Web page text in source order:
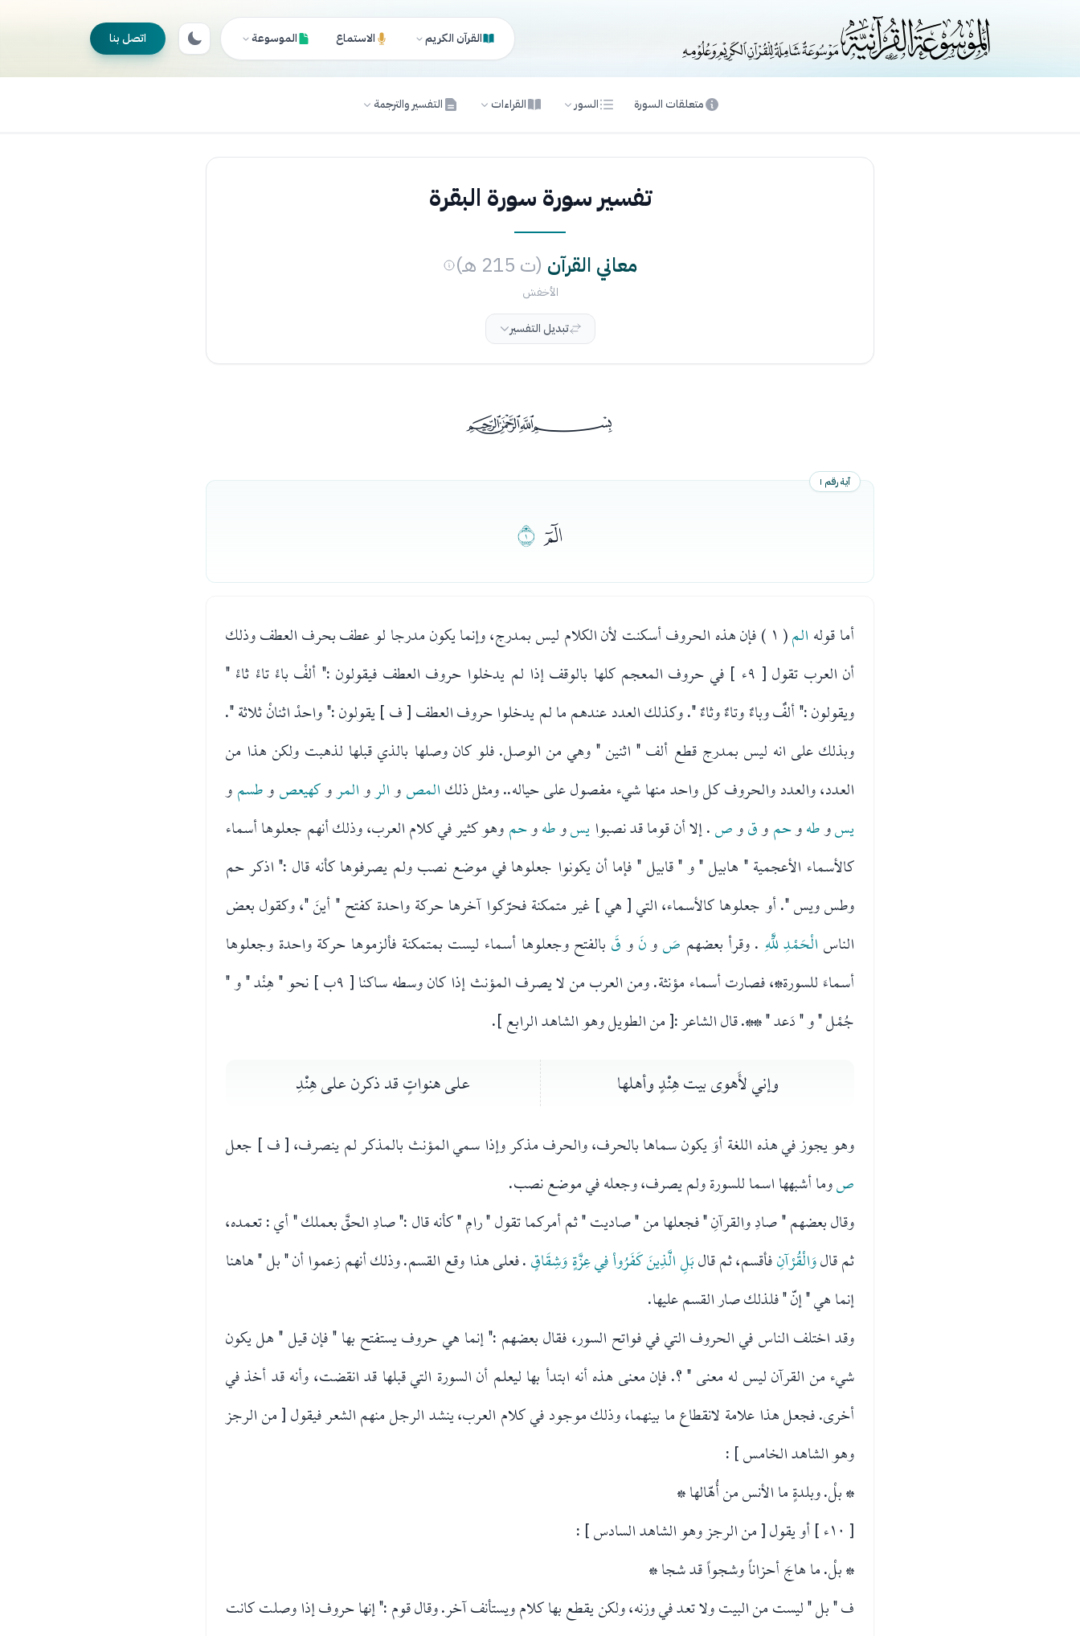
القرآن الكريم الاستماع الموسوعة اتصل بنا
متعلقات السورة السور القراءات التفسير والترجمة
تفسير سورة سورة البقرة
معاني القرآن (ت 215 هـ)
الأخفش
تبديل التفسير
ﰡ
آية رقم ١
ﭑ ﭒ
أما قوله الم
( ١ ) فإن هذه الحروف أسكنت لأن الكلام ليس بمدرج، وإنما يكون مدرجا لو عطف بحرف العطف وذلك
أن العرب تقول [ ٩ء ] في حروف المعجم كلها بالوقف إذا لم يدخلوا حروف العطف فيقولون :" ألفْ باءْ تاءْ ثاءْ "
ويقولون :" ألفٌ وباءٌ وتاءٌ وثاءٌ ". وكذلك العدد عندهم ما لم يدخلوا حروف العطف [ ف ] يقولون :" واحدْ اثنانْ ثلاثة ".
وبذلك على انه ليس بمدرج قطع ألف " اثنين " وهي من الوصل. فلو كان وصلها بالذي قبلها لذهبت ولكن هذا من
العدد، والعدد والحروف كل واحد منها شيء مفصول على حياله.. ومثل ذلكالمصوالروالمروكهيعصوطسمو
يسوطهوحموقوص. إلا أن قوما قد نصبوا يسوطهوحموهو كثير في كلام العرب، وذلك أنهم جعلوها أسماء
كالأسماء الأعجمية " هابيل " و " قابيل " فإما أن يكونوا جعلوها في موضع نصب ولم يصرفوها كأنه قال :" اذكر حم
وطس ويس ". أو جعلوها كالأسماء، التي [ هي ] غير متمكنة فحرّكوا آخرها حركة واحدة كفتح " أينَ "، وكقول بعض
الناس الْحَمْدِ للَّهِ . وقرأ بعضهم صَونَوقَ بالفتح وجعلوها أسماء ليست بمتمكنة فألزموها حركة واحدة وجعلوها
أسماءَ للسورة*، فصارت أسماء مؤنثة. ومن العرب من لا يصرف المؤنث إذا كان وسطه ساكنا [ ٩ب ] نحو " هِنْد " و "
جُمْل " و " دَعد " **. قال الشاعر :[ من الطويل وهو الشاهد الرابع ].
وإني لأَهوى بيت هِنْدٍ وأهلها على هنواتٍ قد ذكرن على هِنْدِ
وهو يجوز في هذه اللغة أوَ يكون سماها بالحرف، والحرف مذكر وإذا سمي المؤنث بالمذكر لم ينصرف، [ ف ] جعل
صوما أشبهها اسما للسورة ولم يصرف، وجعله في موضع نصب.
وقال بعضهم " صادِ والقرآنِ " فجعلها من " صاديت " ثم أمركما تقول " رامِ " كأنه قال :" صادِ الحقَّ بعملك " أي : تعمده،
ثم قالوَالْقُرْآنِفأقسم، ثم قالبَلِ الَّذِينَ كَفَرُواْ فِي عِزَّةٍ وَشِقَاقٍ. فعلى هذا وقع القسم. وذلك أنهم زعموا أن " بل " هاهنا
إنما هي " إنّ " فلذلك صار القسم عليها.
وقد اختلف الناس في الحروف التي في فواتح السور، فقال بعضهم :" إنما هي حروف يستفتح بها " فإن قيل " هل يكون
شيء من القرآن ليس له معنى " ؟. فإن معنى هذه أنه ابتدأ بها ليعلم أن السورة التي قبلها قد انقضت، وأنه قد أخذ في
أخرى. فجعل هذا علامة لانقطاع ما بينهما، وذلك موجود في كلام العرب، ينشد الرجل منهم الشعر فيقول [ من الرجز
وهو الشاهد الخامس ] :
* بلْ. وبلدةٍ ما الأنس من أُهّالها *
[ ١٠ء ] أو يقول [ من الرجز وهو الشاهد السادس ] :
* بلْ. ما هاجَ أحزاناً وشجواً قد شجا *
ف " بل " ليست من البيت ولا تعد في وزنه، ولكن يقطع بها كلام ويستأنف آخر. وقال قوم :" إنها حروف إذا وصلت كانت